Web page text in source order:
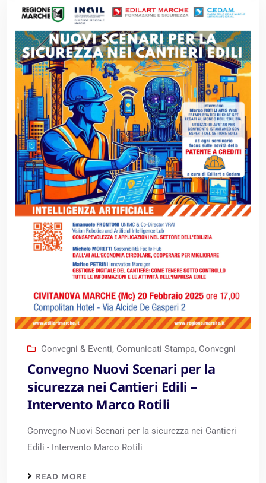
Convegni & Eventi, Comunicati Stampa, Convegni
Convegno Nuovi Scenari per la
sicurezza nei Cantieri Edili –
Intervento Marco Rotili
Convegno Nuovi Scenari per la sicurezza nei Cantieri
Edili - Intervento Marco Rotili
READ MORE